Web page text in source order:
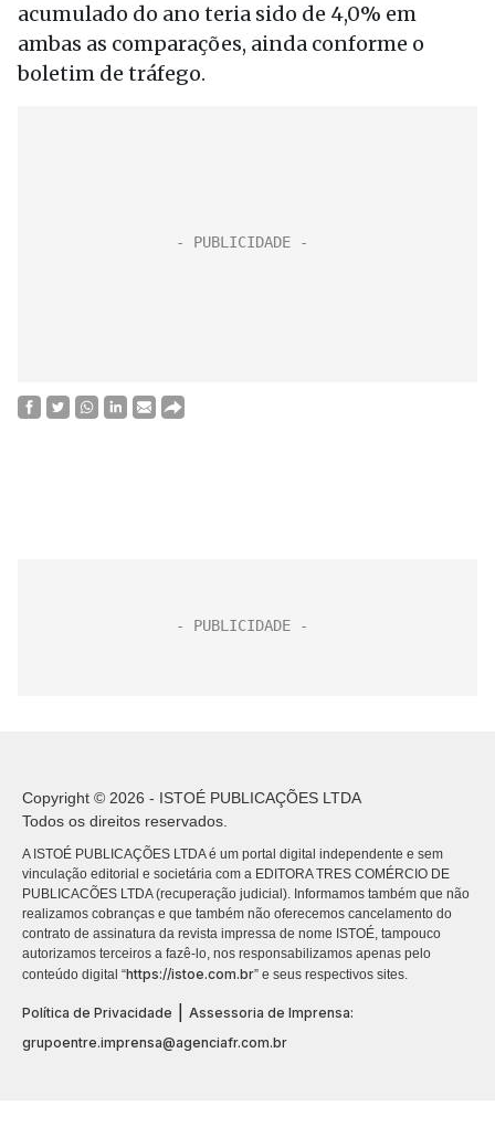
acumulado do ano teria sido de 4,0% em
ambas as comparações, ainda conforme o
boletim de tráfego.
Copyright © 2026 - ISTOÉ PUBLICAÇÕES LTDA
Todos os direitos reservados.
A ISTOÉ PUBLICAÇÕES LTDA é um portal digital independente e sem
vinculação editorial e societária com a EDITORA TRES COMÉRCIO DE
PUBLICACÕES LTDA (recuperação judicial). Informamos também que não
realizamos cobranças e que também não oferecemos cancelamento do
contrato de assinatura da revista impressa de nome ISTOÉ, tampouco
autorizamos terceiros a fazê-lo, nos responsabilizamos apenas pelo
conteúdo digital “https://istoe.com.br” e seus respectivos sites.
Política de Privacidade
Assessoria de Imprensa:
grupoentre.imprensa@agenciafr.com.br